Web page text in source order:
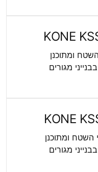
ומתוכנן
מגורים
השטח ומתוכנן
מגורים